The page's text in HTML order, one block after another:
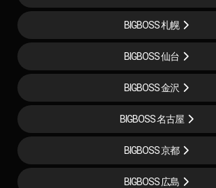
BIGBOSS 札幌
BIGBOSS 仙台
BIGBOSS 金沢
BIGBOSS 名古屋
BIGBOSS 京都
BIGBOSS 広島